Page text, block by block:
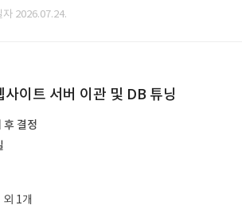
자 2026.07.24.
이트 서버 이관 및 DB 튜닝
후 결정
1개